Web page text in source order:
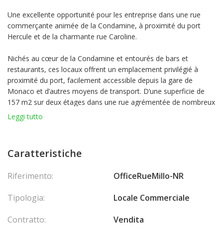
Une excellente opportunité pour les entreprise dans une rue
commerçante animée de la Condamine, à proximité du port
Hercule et de la charmante rue Caroline.
Nichés au cœur de la Condamine et entourés de bars et
restaurants, ces locaux offrent un emplacement privilégié à
proximité du port, facilement accessible depuis la gare de
Monaco et d’autres moyens de transport. D’une superficie de
157 m2 sur deux étages dans une rue agrémentée de nombreux
commerces, les locaux se prêtent à toutes les activités.
La propriété a fait l’objet d’une rénovation sur les deux niveaux,
kitchenette et deux WC (homme/femme). De plus, le sous-sol
autre bureau fermé. Un amplificateur de signal pour une
l’espace.
entreprises qui souhaitent s'installer dans un environnement
Leggi tutto
Caratteristiche
Riferimento:
OfficeRueMillo-NR
Tipologia:
Locale Commerciale
Contratto:
Vendita